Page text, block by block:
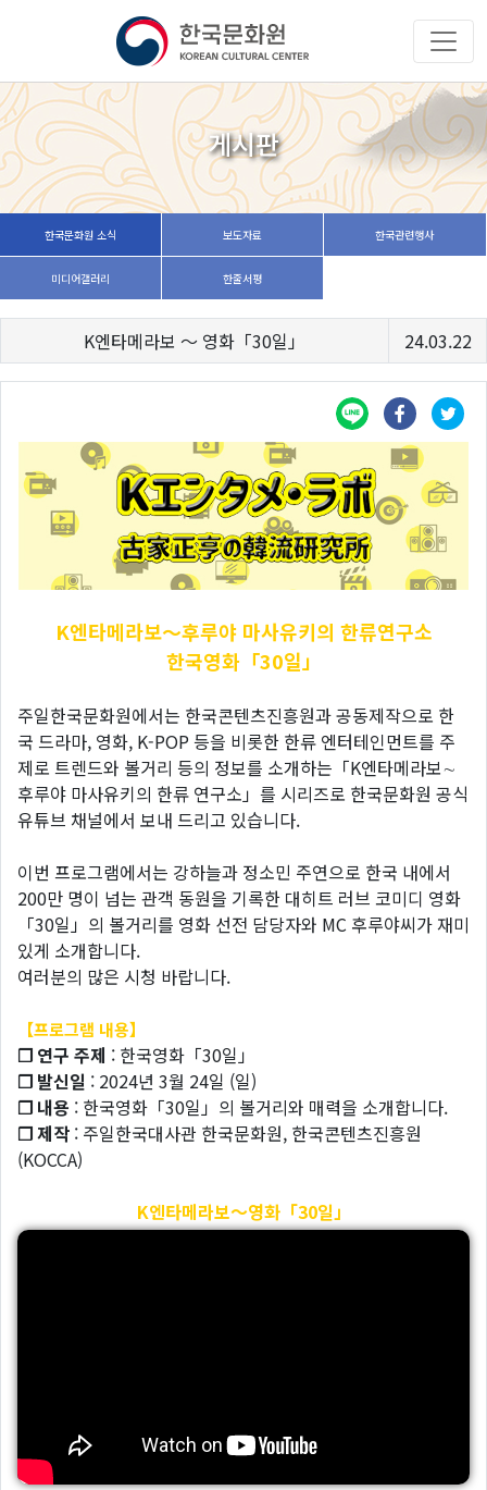
게시판
한국문화원 소식 보도자료 한국관련행사
미디어갤러리 한줄서평
K엔타메라보 ～ 영화「30일」 24.03.22
K엔타메라보～후루야 마사유키의 한류연구소
한국영화「30일」
주일한국문화원에서는 한국콘텐츠진흥원과 공동제작으로 한
국 드라마, 영화, K-POP 등을 비롯한 한류 엔터테인먼트를 주
제로 트렌드와 볼거리 등의 정보를 소개하는「K엔타메라보∼
후루야 마사유키의 한류 연구소」를 시리즈로 한국문화원 공식
유튜브 채널에서 보내 드리고 있습니다.
이번 프로그램에서는 강하늘과 정소민 주연으로 한국 내에서
200만 명이 넘는 관객 동원을 기록한 대히트 러브 코미디 영화
「30일」의 볼거리를 영화 선전 담당자와 MC 후루야씨가 재미
있게 소개합니다.
여러분의 많은 시청 바랍니다.
【프로그램 내용】
❐ 연구 주제 : 한국영화「30일」
❐ 발신일 : 2024년 3월 24일 (일)
❐ 내용 : 한국영화「30일」의 볼거리와 매력을 소개합니다.
❐ 제작 : 주일한국대사관 한국문화원, 한국콘텐츠진흥원
(KOCCA)
K엔타메라보～영화「30일」